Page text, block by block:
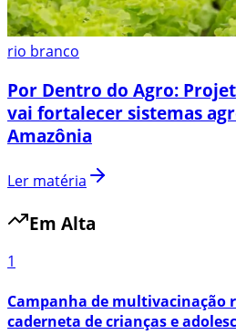
rio branco
Por Dentro do Agro:
vai fortalecer sistemas
Amazônia
Ler matéria
Em Alta
1
Campanha de multivacinação
caderneta de crianças e